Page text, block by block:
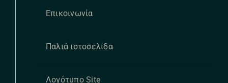
Επικοινωνία
Παλιά ιστοσελίδα
Λογότυπο Site